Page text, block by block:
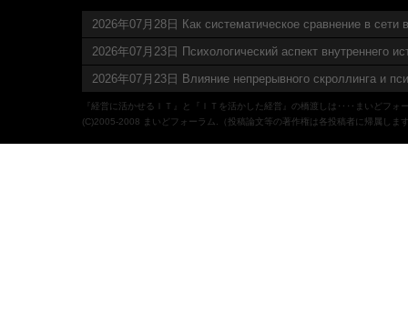
2026年07月28日 Как систематическое сравнение в сети
2026年07月23日 Психологический аспект внутреннего
2026年07月23日 Влияние непрерывного скроллинга и
『経営に活かせるＩＴ』と『ＩＴを活かした経営』の橋渡しは‥‥まいどフォ
(C)2005-2008 まいどフォーラム.（投稿論文等の著作権は各投稿者に帰属しま